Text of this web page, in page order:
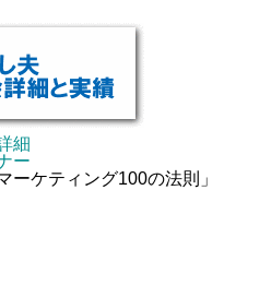
細
ー
ケティング100の法則」